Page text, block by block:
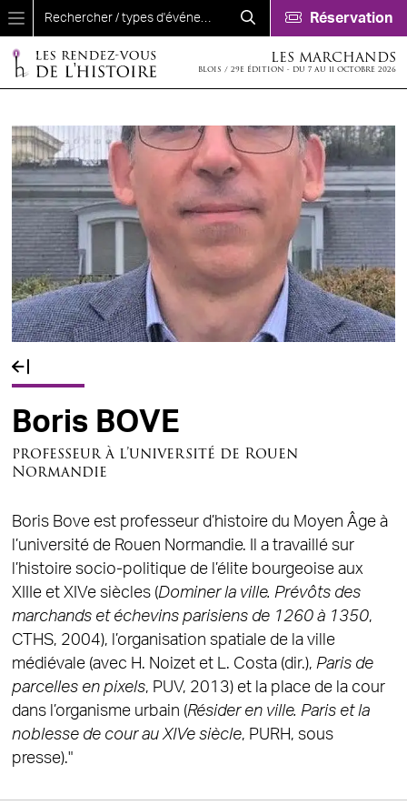
Aller au contenu principal
Réservation
LES MARCHANDS
BLOIS / 29E ÉDITION - DU 7 AU 11 OCTOBRE 2026
Fil d'Ariane
Boris BOVE
professeur à l’université de Rouen
Normandie
Boris Bove est professeur d’histoire du Moyen Âge à
l’université de Rouen Normandie. Il a travaillé sur
l’histoire socio-politique de l’élite bourgeoise aux
XIIIe et XIVe siècles (Dominer la ville. Prévôts des
marchands et échevins parisiens de 1260 à 1350,
CTHS, 2004), l’organisation spatiale de la ville
médiévale (avec H. Noizet et L. Costa (dir.), Paris de
parcelles en pixels, PUV, 2013) et la place de la cour
dans l’organisme urbain (Résider en ville. Paris et la
noblesse de cour au XIVe siècle, PURH, sous
presse)."